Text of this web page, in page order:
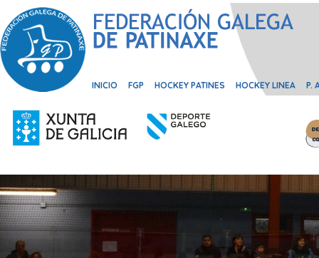
INICIO FGP HOCKEY PATINES HOCKEY LINEA P.